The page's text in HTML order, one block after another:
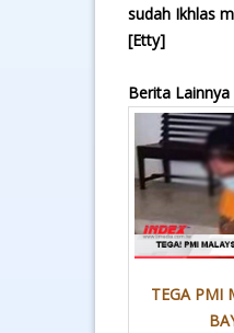
sudah Ikhlas
[Etty]
Berita Lainnya
TEGA PMI